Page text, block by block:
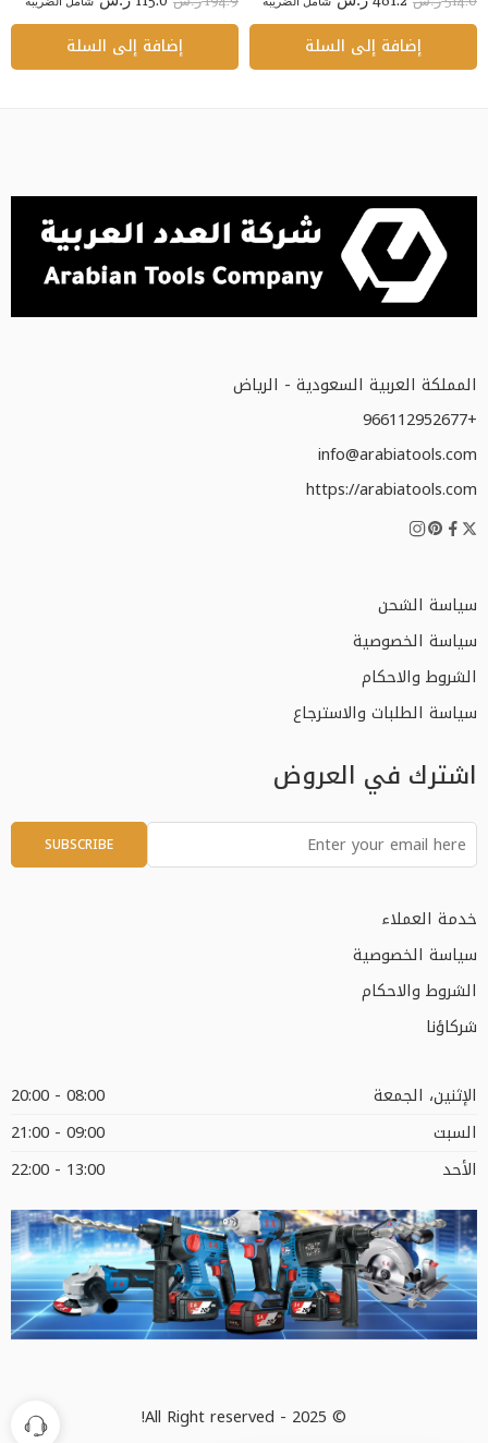
إضافة إلى السلة إضافة إلى السلة
المملكة العربية السعودية - الرياض
+966112952677
info@arabiatools.com
https://arabiatools.com
سياسة الشحن
سياسة الخصوصية
الشروط والاحكام
سياسة الطلبات والاسترجاع
اشترك في العروض
خدمة العملاء
سياسة الخصوصية
الشروط والاحكام
شركاؤنا
الإثنين، الجمعة
08:00 - 20:00
السبت
09:00 - 21:00
الأحد
13:00 - 22:00
© 2025 - All Right reserved!